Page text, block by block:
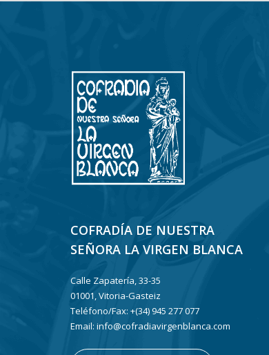
COFRADÍA DE NUESTRA
SEÑORA LA VIRGEN BLANCA
Calle Zapatería, 33-35
01001, Vitoria-Gasteiz
Teléfono/Fax: +(34) 945 277 077
Email: info@cofradiavirgenblanca.com